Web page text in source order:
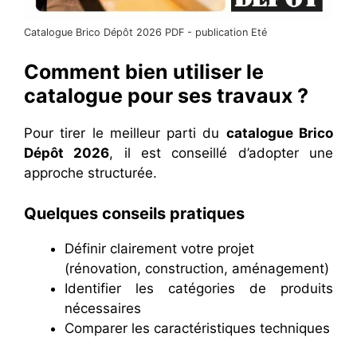
Catalogue Brico Dépôt 2026 PDF - publication Eté
Comment bien utiliser le
catalogue pour ses travaux ?
Pour tirer le meilleur parti du catalogue Brico
Dépôt 2026, il est conseillé d’adopter une
approche structurée.
Quelques conseils pratiques
Définir clairement votre projet
(rénovation, construction, aménagement)
Identifier les catégories de produits
nécessaires
Comparer les caractéristiques techniques